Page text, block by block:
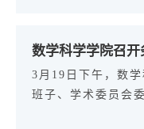
负责人带领调研团
区等核心区域。在
示，深入了解海仿
数学科学学院召
3月19日下午，数
班子、学术委员会
记等参加了会议。